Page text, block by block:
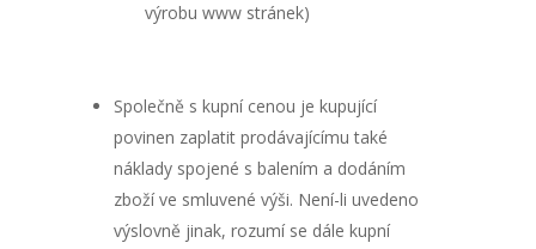
výrobu www stránek)
Společně s kupní cenou je kupující
povinen zaplatit prodávajícímu také
náklady spojené s balením a dodáním
zboží ve smluvené výši. Není-li uvedeno
výslovně jinak, rozumí se dále kupní